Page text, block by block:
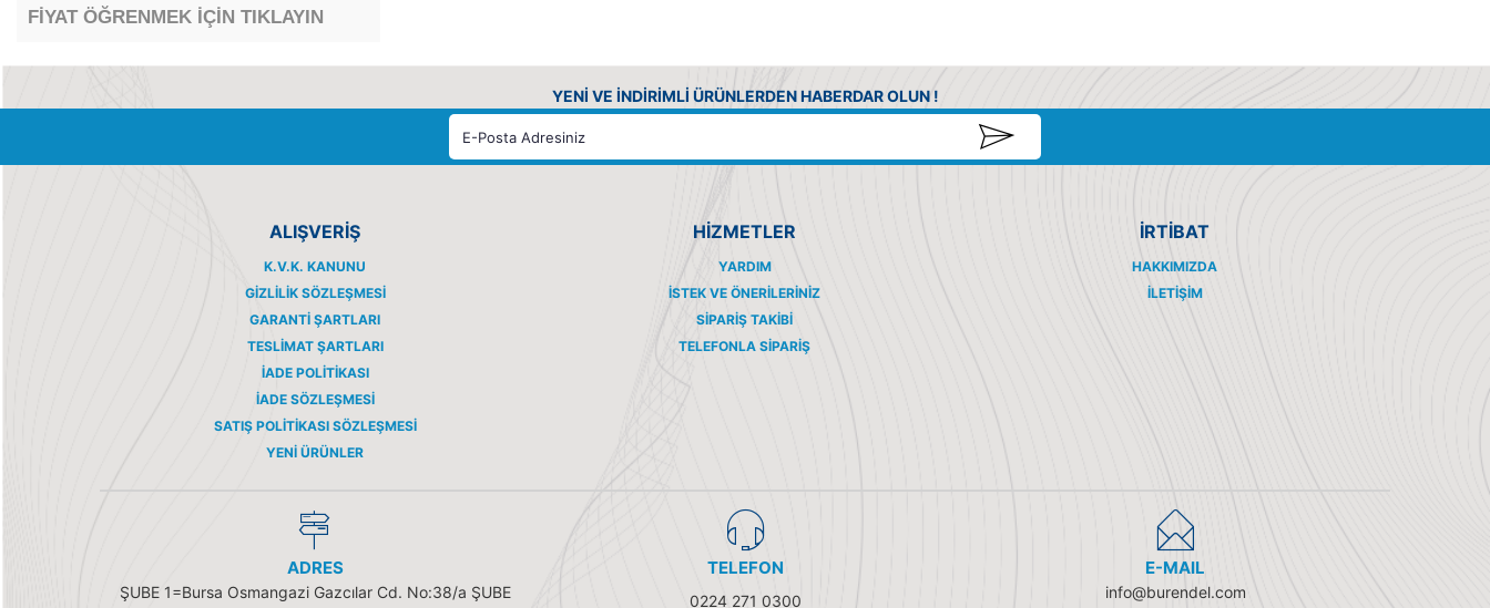
FİYAT ÖĞRENMEK İÇİN TIKLAYIN
YENİ VE İNDİRİMLİ ÜRÜNLERDEN HABERDAR OLUN !
ALIŞVERİŞ
K.V.K. KANUNU
GIZLILIK SÖZLEŞMESI
GARANTI ŞARTLARI
TESLIMAT ŞARTLARI
İADE POLITIKASI
İADE SÖZLEŞMESI
SATIŞ POLITIKASI SÖZLEŞMESI
YENI ÜRÜNLER
HİZMETLER
YARDIM
İSTEK VE ÖNERILERINIZ
SIPARIŞ TAKIBI
TELEFONLA SIPARIŞ
İRTİBAT
HAKKIMIZDA
İLETIŞIM
ADRES
ŞUBE 1=Bursa Osmangazi Gazcılar Cd. No:38/a ŞUBE
TELEFON
0224 271 0300
E-MAIL
info@burendel.com